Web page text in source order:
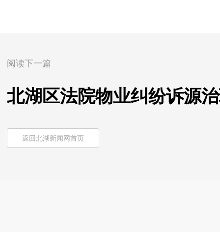
阅读下一篇
北湖区法院物业纠纷诉源
返回北湖新闻网首页